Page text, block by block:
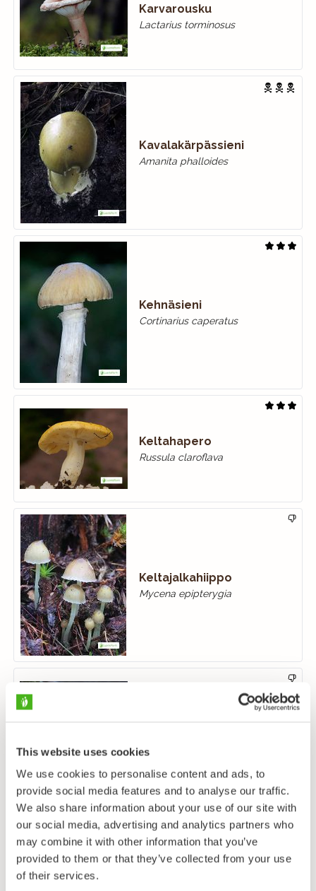
This website uses cookies
We use cookies to personalise content and ads, to
provide social media features and to analyse our traffic.
We also share information about your use of our site with
our social media, advertising and analytics partners who
may combine it with other information that you’ve
provided to them or that they’ve collected from your use
of their services.
Karvarousku
Lactarius torminosus
Kavalakärpässieni
Amanita phalloides
Kehnäsieni
Cortinarius caperatus
Keltahapero
Russula claroflava
Keltajalkahiippo
Mycena epipterygia
Keltarousku
Lactarius repraesentaneus